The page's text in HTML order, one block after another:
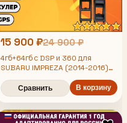
15 900 ₽24 900 ₽
4гб+64гб с DSP и 360 для
SUBARU IMPREZA (2014-2016)
Android магнитола с DSP и
усилителем TDA7850
Сравнить В корзину